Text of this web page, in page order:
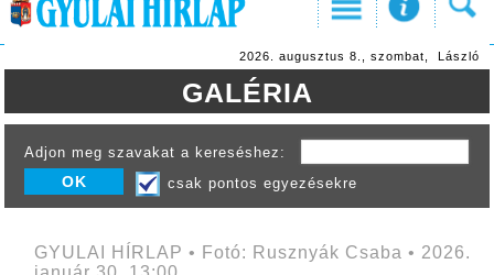
2026. augusztus 8., szombat, László
GALÉRIA
Adjon meg szavakat a kereséshez:
csak pontos egyezésekre
GYULAI HÍRLAP • Fotó: Rusznyák Csaba • 2026.